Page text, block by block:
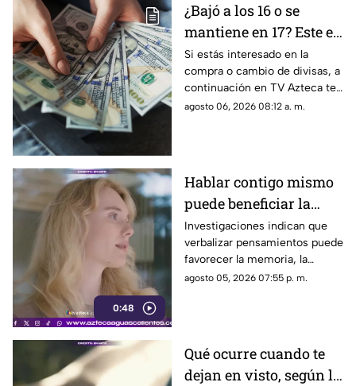
¿Bajó a los 16 o se
mantiene en 17? Este es
el precio del dólar en
Aguascalientes hoy 6
de agosto de 2026
Si estás interesado en la
compra o cambio de divisas, a
continuación en TV Azteca te
informamos cuál es el precio
agosto 06, 2026 08:12 a. m.
0:48
Hablar contigo mismo
puede beneficiar la
concentración y la
memoria
Investigaciones indican que
verbalizar pensamientos puede
favorecer la memoria, la
planificación y el manejo de
agosto 05, 2026 07:55 p. m.
Qué ocurre cuando te
dejan en visto, según la